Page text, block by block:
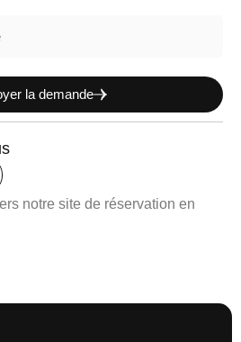
la demande
notre site de réservation en